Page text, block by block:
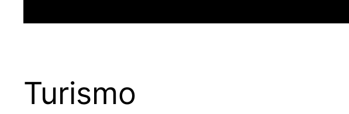
Turismo